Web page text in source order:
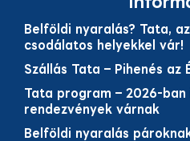
Belföldi nyaralás? Tata,
csodálatos helyekkel vár!
Szállás Tata – Pihenés az
Tata program – 2026-ban
rendezvények várnak
Belföldi nyaralás